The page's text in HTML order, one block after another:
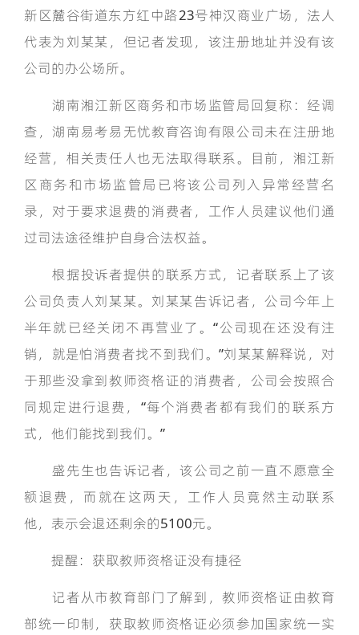
新区麓谷街道东方红中路23号神汉商业广场，法人
代表为刘某某，但记者发现，该注册地址并没有该
公司的办公场所。
湖南湘江新区商务和市场监管局回复称：经调
查，湖南易考易无忧教育咨询有限公司未在注册地
经营，相关责任人也无法取得联系。目前，湘江新
区商务和市场监管局已将该公司列入异常经营名
录，对于要求退费的消费者，工作人员建议他们通
过司法途径维护自身合法权益。
根据投诉者提供的联系方式，记者联系上了该
公司负责人刘某某。刘某某告诉记者，公司今年上
半年就已经关闭不再营业了。“公司现在还没有注
销，就是怕消费者找不到我们。”刘某某解释说，对
于那些没拿到教师资格证的消费者，公司会按照合
同规定进行退费，“每个消费者都有我们的联系方
式，他们能找到我们。”
盛先生也告诉记者，该公司之前一直不愿意全
额退费，而就在这两天，工作人员竟然主动联系
他，表示会退还剩余的5100元。
提醒：获取教师资格证没有捷径
记者从市教育部门了解到，教师资格证由教育
部统一印制，获取教师资格证必须参加国家统一实